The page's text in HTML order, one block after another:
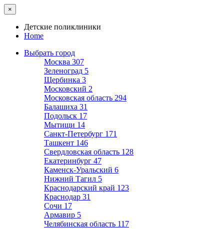
×
Детские поликлиники
Home
Выбрать город
Москва 307
Зеленоград 5
Щербинка 3
Московский 2
Московская область 294
Балашиха 31
Подольск 17
Мытищи 14
Санкт-Петербург 171
Ташкент 146
Свердловская область 128
Екатеринбург 47
Каменск-Уральский 6
Нижний Тагил 5
Краснодарский край 123
Краснодар 31
Сочи 17
Армавир 5
Челябинская область 117